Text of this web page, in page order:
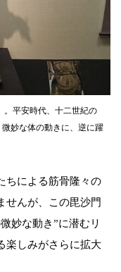
。平安時代、十二世紀の
妙な体の動きに、逆に躍
ちによる筋骨隆々の
せんが、この毘沙門
妙な動き”に潜むリ
楽しみがさらに拡大